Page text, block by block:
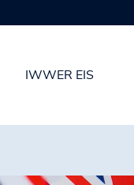
IWWER EIS